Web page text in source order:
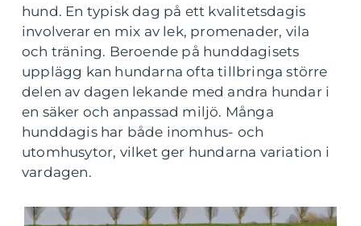
hund. En typisk dag på ett kvalitetsdagis
involverar en mix av lek, promenader, vila
och träning. Beroende på hunddagisets
upplägg kan hundarna ofta tillbringa större
delen av dagen lekande med andra hundar i
en säker och anpassad miljö. Många
hunddagis har både inomhus- och
utomhusytor, vilket ger hundarna variation i
vardagen.